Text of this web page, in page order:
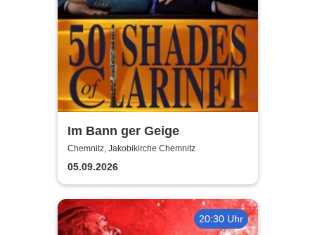
Im Bann ger Geige
Chemnitz, Jakobikirche Chemnitz
05.09.2026
20:30 Uhr